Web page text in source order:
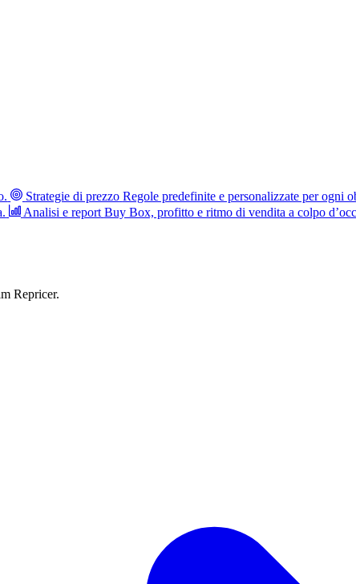
Strategie di prezzo Regole predefinite e personalizzate per ogni
Analisi e report Buy Box, profitto e ritmo di vendita a colpo
Repricer.